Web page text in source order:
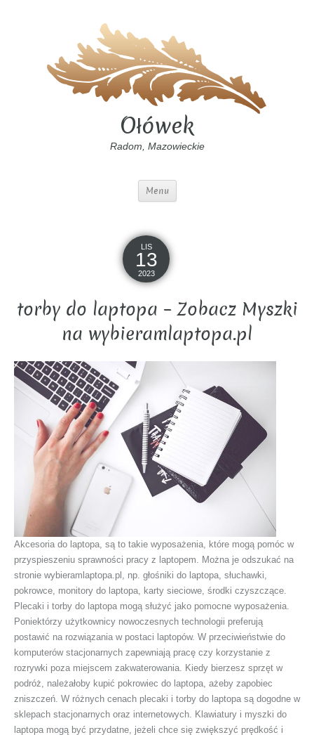
Ołówek
Radom, Mazowieckie
Menu
LIS
13
2023
torby do laptopa – Zobacz Myszki
na wybieramlaptopa.pl
Akcesoria do laptopa, są to takie wyposażenia, które mogą pomóc w
przyspieszeniu sprawności pracy z laptopem. Można je odszukać na
stronie wybieramlaptopa.pl, np. głośniki do laptopa, słuchawki,
pokrowce, monitory do laptopa, karty sieciowe, środki czyszczące.
Plecaki i torby do laptopa mogą służyć jako pomocne wyposażenia.
Poniektórzy użytkownicy nowoczesnych technologii preferują
postawić na rozwiązania w postaci laptopów. W przeciwieństwie do
komputerów stacjonarnych zapewniają pracę czy korzystanie z
rozrywki poza miejscem zakwaterowania. Kiedy bierzesz sprzęt w
podróż, należałoby kupić pokrowiec do laptopa, ażeby zapobiec
zniszczeń. W różnych cenach plecaki i torby do laptopa są dogodne w
sklepach stacjonarnych oraz internetowych. Klawiatury i myszki do
laptopa mogą być przydatne, jeżeli chce się zwiększyć prędkość i